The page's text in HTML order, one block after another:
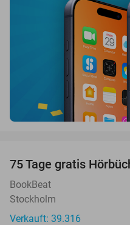
75 Tage gratis
BookBeat
Stockholm
Verkauft: 39.316